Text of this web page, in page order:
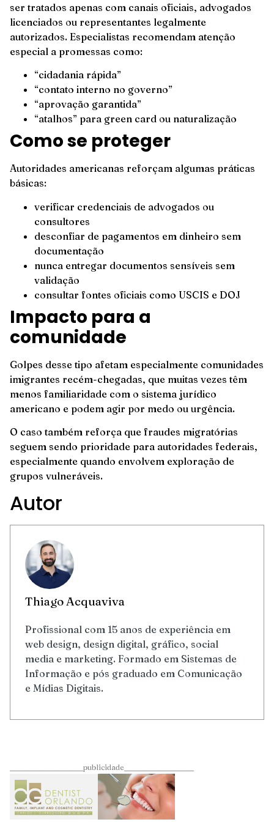
ser tratados apenas com canais oficiais, advogados
licenciados ou representantes legalmente
autorizados. Especialistas recomendam atenção
especial a promessas como:
“cidadania rápida”
“contato interno no governo”
“aprovação garantida”
“atalhos” para green card ou naturalização
Como se proteger
Autoridades americanas reforçam algumas práticas
básicas:
verificar credenciais de advogados ou
consultores
desconfiar de pagamentos em dinheiro sem
documentação
nunca entregar documentos sensíveis sem
validação
consultar fontes oficiais como USCIS e DOJ
Impacto para a
comunidade
Golpes desse tipo afetam especialmente comunidades
imigrantes recém-chegadas, que muitas vezes têm
menos familiaridade com o sistema jurídico
americano e podem agir por medo ou urgência.
O caso também reforça que fraudes migratórias
seguem sendo prioridade para autoridades federais,
especialmente quando envolvem exploração de
grupos vulneráveis.
Autor
Thiago Acquaviva
Profissional com 15 anos de experiência em
web design, design digital, gráfico, social
media e marketing. Formado em Sistemas de
Informação e pós graduado em Comunicação
e Mídias Digitais.
____________________publicidade___________________